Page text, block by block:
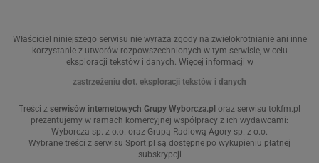
Właściciel niniejszego serwisu nie wyraża zgody na zwielokrotnianie ani inne
korzystanie z utworów rozpowszechnionych w tym serwisie, w celu
eksploracji tekstów i danych. Więcej informacji w
zastrzeżeniu dot. eksploracji tekstów i danych
Treści z serwisów internetowych Grupy Wyborcza.pl oraz serwisu tokfm.pl
prezentujemy w ramach komercyjnej współpracy z ich wydawcami:
Wyborcza sp. z o.o. oraz Grupą Radiową Agory sp. z o.o.
Wybrane treści z serwisu Sport.pl są dostępne po wykupieniu płatnej
subskrypcji